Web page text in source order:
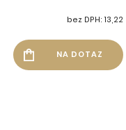
bez DPH: 13,22